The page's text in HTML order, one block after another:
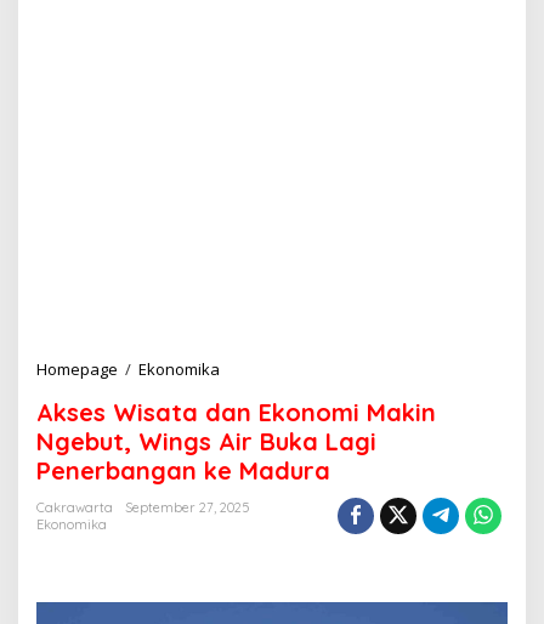
Homepage / Ekonomika
s
e
s
W
i
d
Akses Wisata dan Ekonomi Makin
Ngebut, Wings Air Buka Lagi
Penerbangan ke Madura
Cakrawarta
September 27, 2025
Ekonomika